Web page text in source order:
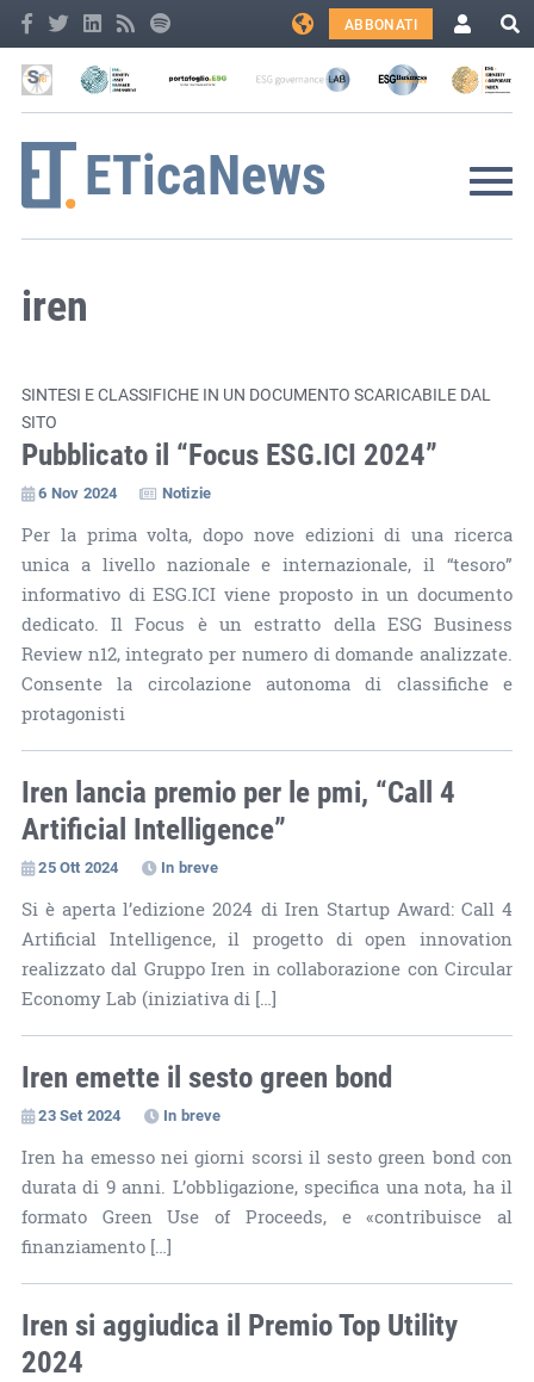
ABBONATI
iren
SINTESI E CLASSIFICHE IN UN DOCUMENTO SCARICABILE DAL
SITO
Pubblicato il “Focus ESG.ICI 2024”
6 Nov 2024 Notizie
Per la prima volta, dopo nove edizioni di una ricerca
unica a livello nazionale e internazionale, il “tesoro”
informativo di ESG.ICI viene proposto in un documento
dedicato. Il Focus è un estratto della ESG Business
Review n12, integrato per numero di domande analizzate.
Consente la circolazione autonoma di classifiche e
protagonisti
Iren lancia premio per le pmi, “Call 4
Artificial Intelligence”
25 Ott 2024 In breve
Si è aperta l’edizione 2024 di Iren Startup Award: Call 4
Artificial Intelligence, il progetto di open innovation
realizzato dal Gruppo Iren in collaborazione con Circular
Economy Lab (iniziativa di […]
Iren emette il sesto green bond
23 Set 2024 In breve
Iren ha emesso nei giorni scorsi il sesto green bond con
durata di 9 anni. L’obbligazione, specifica una nota, ha il
formato Green Use of Proceeds, e «contribuisce al
finanziamento […]
Iren si aggiudica il Premio Top Utility
2024